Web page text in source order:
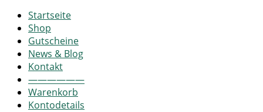
Startseite
Shop
Gutscheine
News & Blog
Kontakt
——————
Warenkorb
Kontodetails